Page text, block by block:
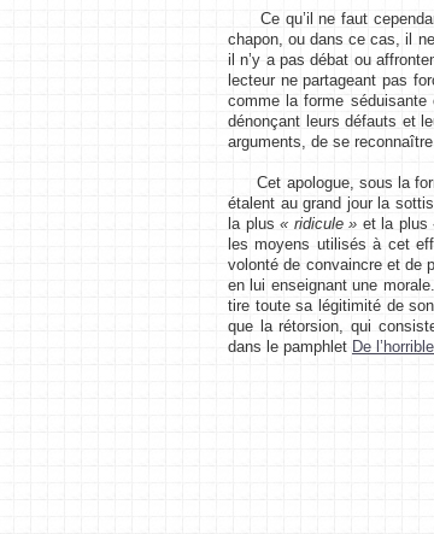
Ce qu’il ne faut
chapon, ou dans ce cas, il
il n’y a pas débat ou
lecteur ne partageant pas
comme la forme
dénonçant leurs défauts et
arguments, de se
Cet apologue, sous la
étalent au grand jour la
la plus « ridicule » et la plus
les moyens utilisés à cet
volonté de convaincre et de
en lui enseignant une
tire toute sa légitimité de
que la rétorsion, qui
dans le pamphlet De